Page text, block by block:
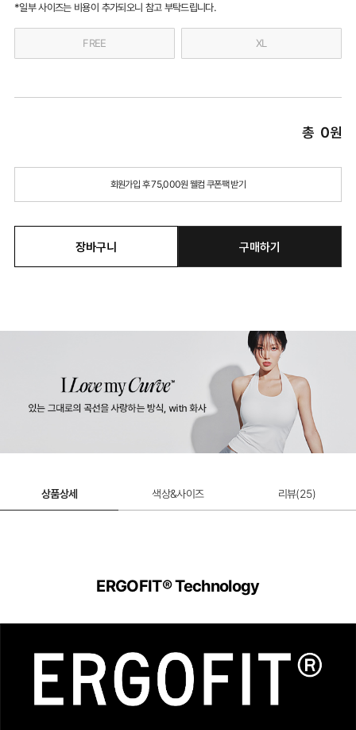
*일부 사이즈는 비용이 추가되오니 참고 부탁드립니다.
FREE XL
총 0원
회원가입 후 75,000원 웰컴 쿠폰팩 받기
장바구니 구매하기
상품상세 색상&사이즈 리뷰(25)
ERGOFIT® Technology